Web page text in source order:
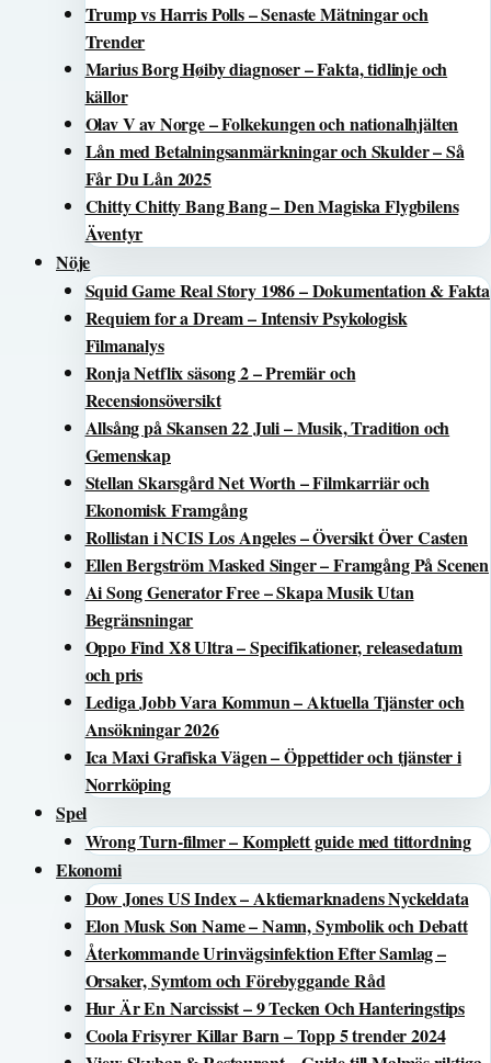
Trump vs Harris Polls – Senaste Mätningar och
Trender
Marius Borg Høiby diagnoser – Fakta, tidlinje och
källor
Olav V av Norge – Folkekungen och nationalhjälten
Lån med Betalningsanmärkningar och Skulder – Så
Får Du Lån 2025
Chitty Chitty Bang Bang – Den Magiska Flygbilens
Äventyr
Nöje
Squid Game Real Story 1986 – Dokumentation & Fakta
Requiem for a Dream – Intensiv Psykologisk
Filmanalys
Ronja Netflix säsong 2 – Premiär och
Recensionsöversikt
Allsång på Skansen 22 Juli – Musik, Tradition och
Gemenskap
Stellan Skarsgård Net Worth – Filmkarriär och
Ekonomisk Framgång
Rollistan i NCIS Los Angeles – Översikt Över Casten
Ellen Bergström Masked Singer – Framgång På Scenen
Ai Song Generator Free – Skapa Musik Utan
Begränsningar
Oppo Find X8 Ultra – Specifikationer, releasedatum
och pris
Lediga Jobb Vara Kommun – Aktuella Tjänster och
Ansökningar 2026
Ica Maxi Grafiska Vägen – Öppettider och tjänster i
Norrköping
Spel
Wrong Turn-filmer – Komplett guide med tittordning
Ekonomi
Dow Jones US Index – Aktiemarknadens Nyckeldata
Elon Musk Son Name – Namn, Symbolik och Debatt
Återkommande Urinvägsinfektion Efter Samlag –
Orsaker, Symtom och Förebyggande Råd
Hur Är En Narcissist – 9 Tecken Och Hanteringstips
Coola Frisyrer Killar Barn – Topp 5 trender 2024